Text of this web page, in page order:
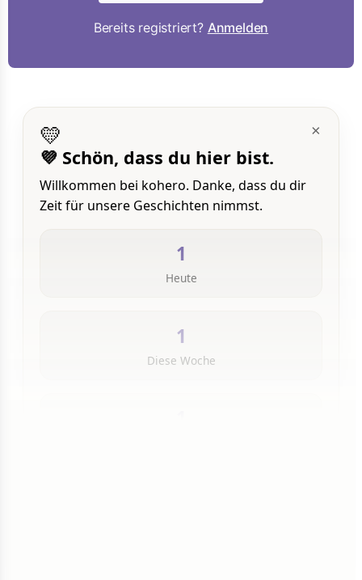
Bereits registriert? Anmelden
×
💛
💜 Schön, dass du hier bist.
Willkommen bei kohero. Danke, dass du dir
Zeit für unsere Geschichten nimmst.
1
Heute
1
Diese Woche